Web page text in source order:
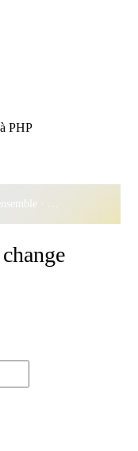
PHP
Au-delà de la glace, avançons ensemble ·
500 000 $